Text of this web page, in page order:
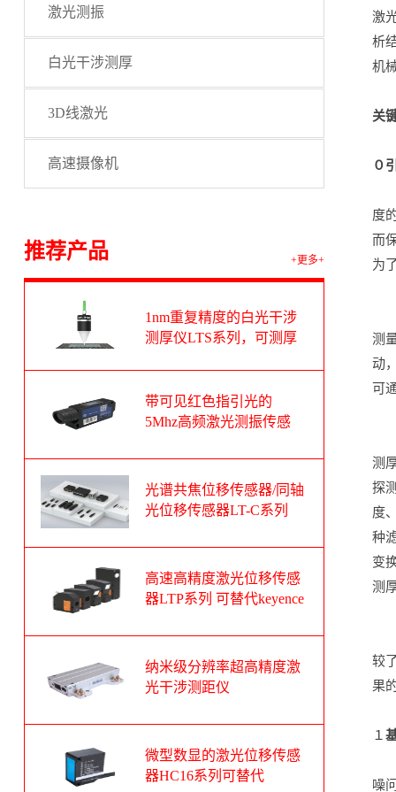
激光测振
白光干涉测厚
3D线激光
高速摄像机
推荐产品 +更多+
1nm重复精度的白光干涉
测厚仪LTS系列，可测厚
带可见红色指引光的
5Mhz高频激光测振传感
光谱共焦位移传感器/同轴
光位移传感器LT-C系列
列
高速高精度激光位移传感
器LTP系列 可替代keyence
纳米级分辨率超高精度激
光干涉测距仪
微型数显的激光位移传感
器HC16系列可替代
激
析
机
关
０
度
而
为
测
动
可
测
探
度
种
变
测
较
果
１
噪